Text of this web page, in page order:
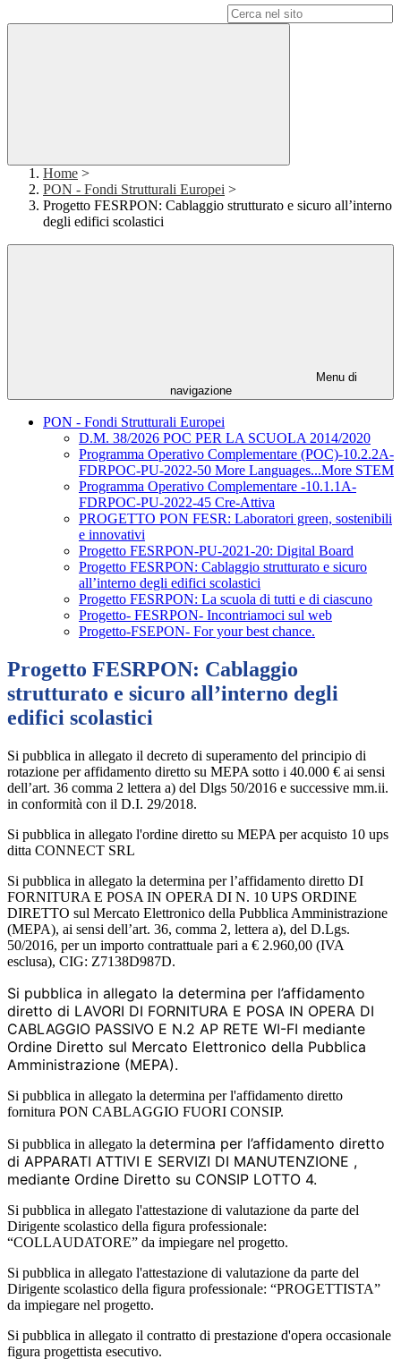
Home >
PON - Fondi Strutturali Europei >
Progetto FESRPON: Cablaggio strutturato e sicuro all’interno
degli edifici scolastici
Menu di
navigazione
PON - Fondi Strutturali Europei
D.M. 38/2026 POC PER LA SCUOLA 2014/2020
Programma Operativo Complementare (POC)-10.2.2A-
FDRPOC-PU-2022-50 More Languages...More STEM
Programma Operativo Complementare -10.1.1A-
FDRPOC-PU-2022-45 Cre-Attiva
PROGETTO PON FESR: Laboratori green, sostenibili
e innovativi
Progetto FESRPON-PU-2021-20: Digital Board
Progetto FESRPON: Cablaggio strutturato e sicuro
all’interno degli edifici scolastici
Progetto FESRPON: La scuola di tutti e di ciascuno
Progetto- FESRPON- Incontriamoci sul web
Progetto-FSEPON- For your best chance.
Progetto FESRPON: Cablaggio
strutturato e sicuro all’interno degli
edifici scolastici
Si pubblica in allegato il decreto di superamento del principio di
rotazione per affidamento diretto su MEPA sotto i 40.000 € ai sensi
dell’art. 36 comma 2 lettera a) del Dlgs 50/2016 e successive mm.ii.
in conformità con il D.I. 29/2018.
Si pubblica in allegato l'ordine diretto su MEPA per acquisto 10 ups
ditta CONNECT SRL
Si pubblica in allegato la determina per l’affidamento diretto DI
FORNITURA E POSA IN OPERA DI N. 10 UPS ORDINE
DIRETTO sul Mercato Elettronico della Pubblica Amministrazione
(MEPA), ai sensi dell’art. 36, comma 2, lettera a), del D.Lgs.
50/2016, per un importo contrattuale pari a € 2.960,00 (IVA
esclusa), CIG: Z7138D987D.
Si pubblica in allegato la determina per l’affidamento
diretto di LAVORI DI FORNITURA E POSA IN OPERA DI
CABLAGGIO PASSIVO E N.2 AP RETE WI-FI mediante
Ordine Diretto sul Mercato Elettronico della Pubblica
Amministrazione (MEPA).
Si pubblica in allegato la determina per l'affidamento diretto
fornitura PON CABLAGGIO FUORI CONSIP.
Si pubblica in allegato la determina per l’affidamento diretto
di APPARATI ATTIVI E SERVIZI DI MANUTENZIONE ,
mediante Ordine Diretto su CONSIP LOTTO 4.
Si pubblica in allegato l'attestazione di valutazione da parte del
Dirigente scolastico della figura professionale:
“COLLAUDATORE” da impiegare nel progetto.
Si pubblica in allegato l'attestazione di valutazione da parte del
Dirigente scolastico della figura professionale: “PROGETTISTA”
da impiegare nel progetto.
Si pubblica in allegato il contratto di prestazione d'opera occasionale
figura progettista esecutivo.